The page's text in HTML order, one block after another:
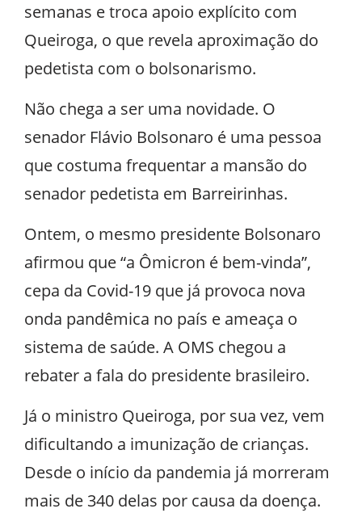
semanas e troca apoio explícito com
Queiroga, o que revela aproximação do
pedetista com o bolsonarismo.
Não chega a ser uma novidade. O
senador Flávio Bolsonaro é uma pessoa
que costuma frequentar a mansão do
senador pedetista em Barreirinhas.
Ontem, o mesmo presidente Bolsonaro
afirmou que “a Ômicron é bem-vinda”,
cepa da Covid-19 que já provoca nova
onda pandêmica no país e ameaça o
sistema de saúde. A OMS chegou a
rebater a fala do presidente brasileiro.
Já o ministro Queiroga, por sua vez, vem
dificultando a imunização de crianças.
Desde o início da pandemia já morreram
mais de 340 delas por causa da doença.